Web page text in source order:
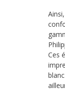
Ces